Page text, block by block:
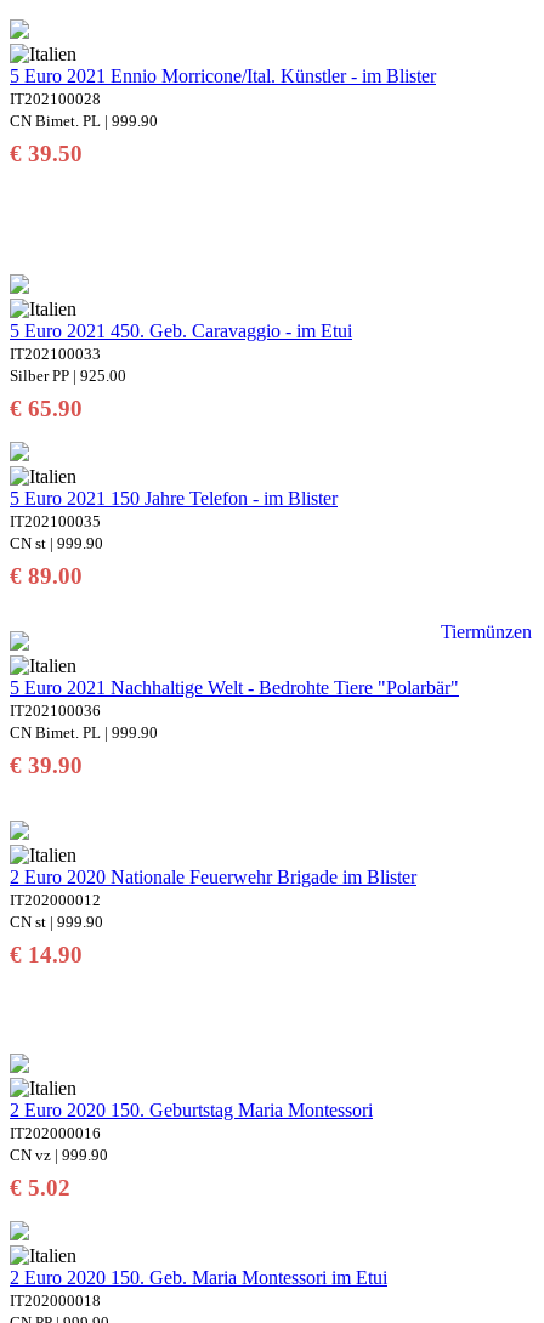
5 Euro 2021 Ennio Morricone/Ital. Künstler - im Blister
IT202100028
CN Bimet. PL | 999.90
€ 39.50
5 Euro 2021 450. Geb. Caravaggio - im Etui
IT202100033
Silber PP | 925.00
€ 65.90
5 Euro 2021 150 Jahre Telefon - im Blister
IT202100035
CN st | 999.90
€ 89.00
Tiermünzen
5 Euro 2021 Nachhaltige Welt - Bedrohte Tiere "Polarbär"
IT202100036
CN Bimet. PL | 999.90
€ 39.90
2 Euro 2020 Nationale Feuerwehr Brigade im Blister
IT202000012
CN st | 999.90
€ 14.90
2 Euro 2020 150. Geburtstag Maria Montessori
IT202000016
CN vz | 999.90
€ 5.02
2 Euro 2020 150. Geb. Maria Montessori im Etui
IT202000018